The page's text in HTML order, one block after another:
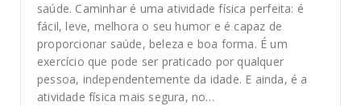
saúde. Caminhar é uma atividade física perfeita: é
fácil, leve, melhora o seu humor e é capaz de
proporcionar saúde, beleza e boa forma. É um
exercício que pode ser praticado por qualquer
pessoa, independentemente da idade. E ainda, é a
atividade física mais segura, no…